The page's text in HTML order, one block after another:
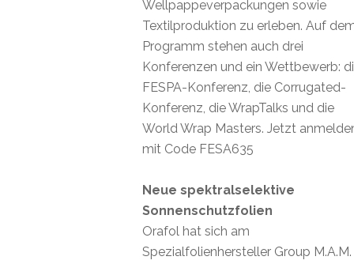
Wellpappeverpackungen sowie
Textilproduktion zu erleben. Auf
Programm stehen auch drei
Konferenzen und ein Wettbewerb:
FESPA-Konferenz, die Corrugated-
Konferenz, die WrapTalks und die
World Wrap Masters. Jetzt
mit Code FESA635
Neue spektralselektive
Sonnenschutzfolien
Orafol hat sich am
Spezialfolienhersteller Group M.A.M.